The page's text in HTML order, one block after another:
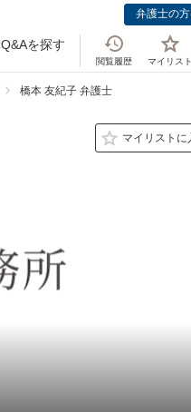
弁護士の
を探す
閲覧履歴 マイリスト
橋本 友紀子 弁護士
マイリストに